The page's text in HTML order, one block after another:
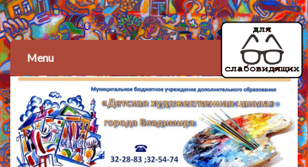
Детская художественная
школа
Menu